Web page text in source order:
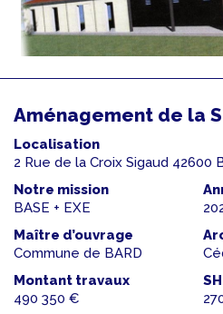
Aménagement de la
Localisation
2 Rue de la Croix Sigaud 42600
Notre mission
BASE + EXE
Maître d’ouvrage
Commune de BARD
Montant travaux
490 350 €